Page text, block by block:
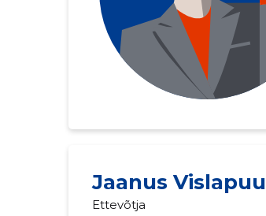
Jaanus Vislapuu
Ettevõtja